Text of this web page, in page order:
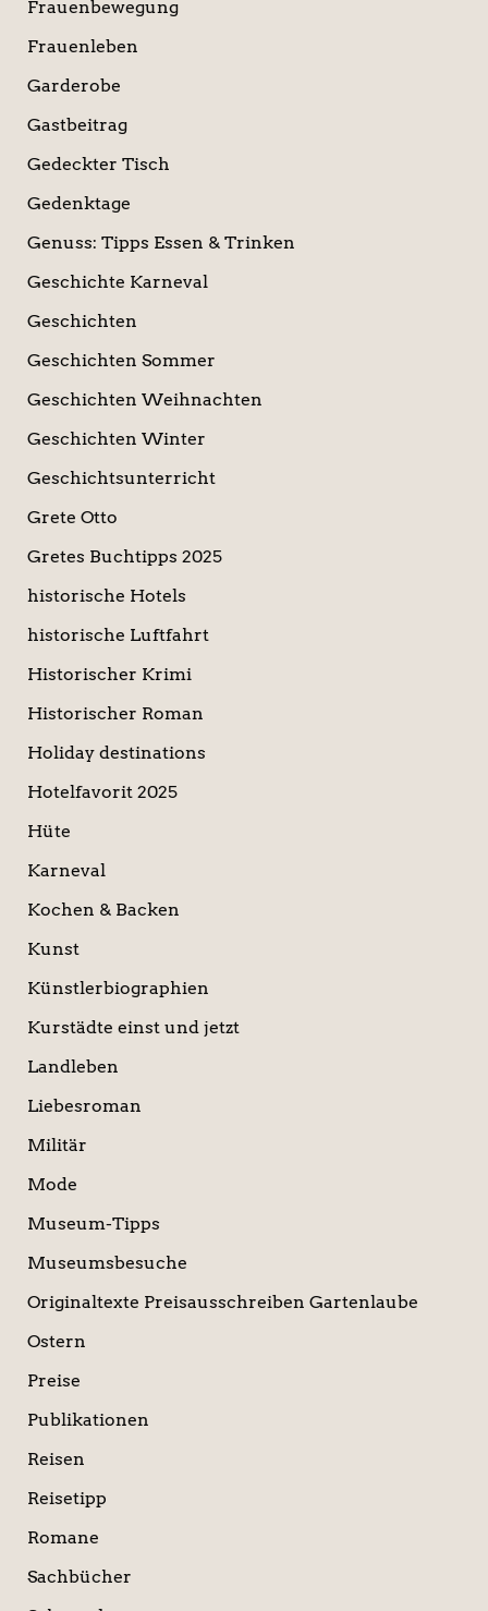
Frauenbewegung
Frauenleben
Garderobe
Gastbeitrag
Gedeckter Tisch
Gedenktage
Genuss: Tipps Essen & Trinken
Geschichte Karneval
Geschichten
Geschichten Sommer
Geschichten Weihnachten
Geschichten Winter
Geschichtsunterricht
Grete Otto
Gretes Buchtipps 2025
historische Hotels
historische Luftfahrt
Historischer Krimi
Historischer Roman
Holiday destinations
Hotelfavorit 2025
Hüte
Karneval
Kochen & Backen
Kunst
Künstlerbiographien
Kurstädte einst und jetzt
Landleben
Liebesroman
Militär
Mode
Museum-Tipps
Museumsbesuche
Originaltexte Preisausschreiben Gartenlaube
Ostern
Preise
Publikationen
Reisen
Reisetipp
Romane
Sachbücher